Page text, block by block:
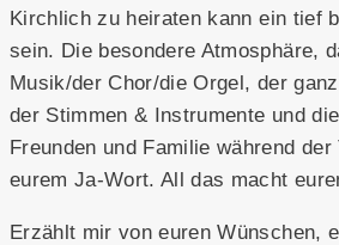
Kirchlich zu heiraten kann ein tief
sein. Die besondere Atmosphäre,
Musik/der Chor/die Orgel, der
der Stimmen & Instrumente und
Freunden und Familie während
eurem Ja-Wort. All das macht
Erzählt mir von euren Wünschen,